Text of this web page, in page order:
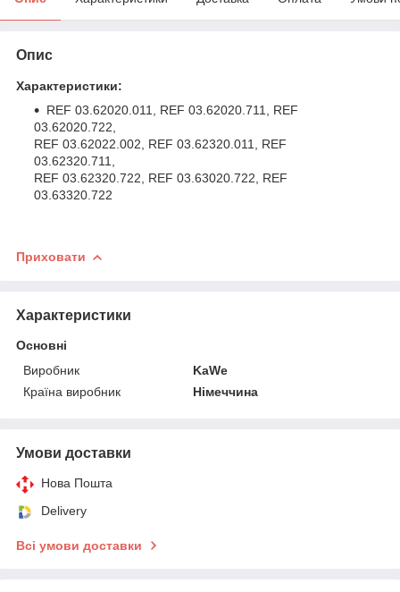
Опис
Характеристики:
REF 03.62020.011, REF 03.62020.711, REF
03.62020.722,
REF 03.62022.002, REF 03.62320.011, REF
03.62320.711,
REF 03.62320.722, REF 03.63020.722, REF
03.63320.722
Приховати
Характеристики
Основні
Виробник
KaWe
Країна виробник
Німеччина
Умови доставки
Нова Пошта
Delivery
Всі умови доставки